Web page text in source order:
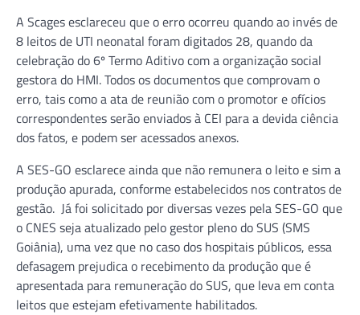
A Scages esclareceu que o erro ocorreu quando ao invés de
8 leitos de UTI neonatal foram digitados 28, quando da
celebração do 6º Termo Aditivo com a organização social
gestora do HMI. Todos os documentos que comprovam o
erro, tais como a ata de reunião com o promotor e ofícios
correspondentes serão enviados à CEI para a devida ciência
dos fatos, e podem ser acessados anexos.
A SES-GO esclarece ainda que não remunera o leito e sim a
produção apurada, conforme estabelecidos nos contratos de
gestão. Já foi solicitado por diversas vezes pela SES-GO que
o CNES seja atualizado pelo gestor pleno do SUS (SMS
Goiânia), uma vez que no caso dos hospitais públicos, essa
defasagem prejudica o recebimento da produção que é
apresentada para remuneração do SUS, que leva em conta
leitos que estejam efetivamente habilitados.